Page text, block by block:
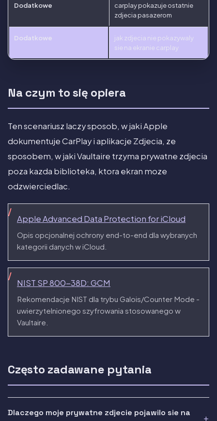
Dodatkowe
carplay pokazuje ostatnie
zdjecia pasazerom
Dodatkowe
jak zdjecia nie pokazywaly
sie na ekranie carplay
Na czym to się opiera
Ten scenariusz laczy sposob, w jaki Apple
dokumentuje CarPlay i aplikacje Zdjecia, ze
sposobem, w jaki Vaultaire trzyma prywatne zdjecia
poza kazda biblioteka, ktora ekran moze
odzwierciedlac.
Apple Advanced Data Protection for iCloud
Opis opcjonalnej ochrony end-to-end dla wybranych
kategorii danych w iCloud.
NIST SP 800-38D: GCM
Rekomendacje NIST dla trybu Galois/Counter Mode -
uwierzytelnionego szyfrowania stosowanego w
Vaultaire.
Często zadawane pytania
Dlaczego moje prywatne zdjecie pojawilo sie na